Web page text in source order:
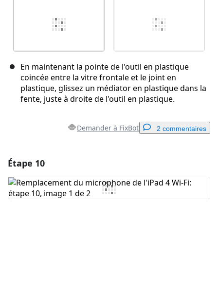
En maintenant la pointe de l'outil en plastique
coincée entre la vitre frontale et le joint en
plastique, glissez un médiator en plastique dans la
fente, juste à droite de l'outil en plastique.
Demander à FixBot 2 commentaires
Ajouter un commentaire
Étape 10